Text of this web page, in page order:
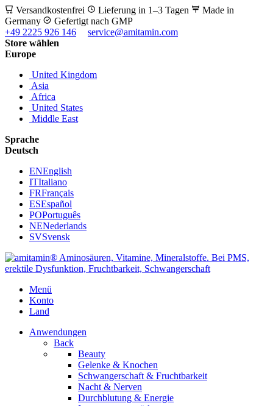
Versandkostenfrei Lieferung in 1–3 Tagen
Made in
Germany
Gefertigt nach GMP
+49 2225 926 146
service@amitamin.com
Store wählen
Europe
United Kingdom
Asia
Africa
United States
Middle East
Sprache
Deutsch
ENEnglish
ITItaliano
FRFrançais
ESEspañol
POPortuguês
NENederlands
SVSvensk
Menü
Konto
Land
Anwendungen
Back
Beauty
Gelenke & Knochen
Schwangerschaft & Fruchtbarkeit
Nacht & Nerven
Durchblutung & Energie